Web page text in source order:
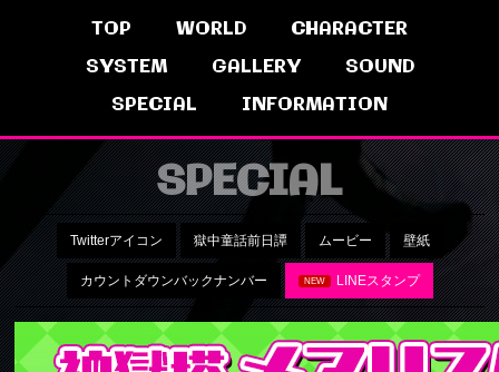
TOP WORLD
CHARACTER
SYSTEM
GALLERY
SOUND
SPECIAL
INFORMATION
SPECIAL
Twitterアイコン 獄中童話前日譚 ムービー 壁紙
カウントダウンバックナンバー NEW LINEスタンプ